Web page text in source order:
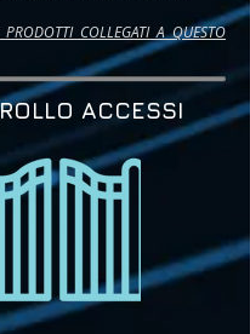
PRODOTTI COLLEGATI A QUESTO
ACCESSI